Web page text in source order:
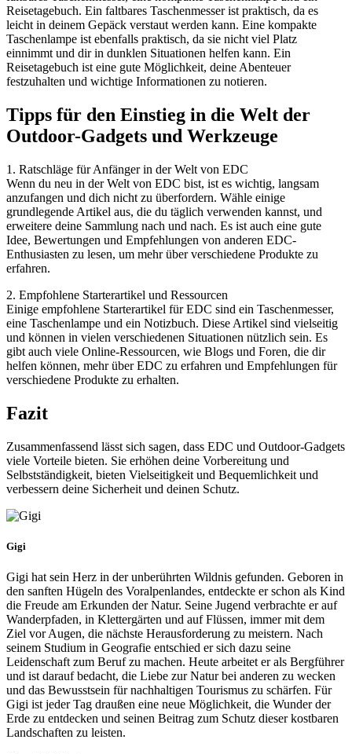
Reisetagebuch. Ein faltbares Taschenmesser ist praktisch, da es
leicht in deinem Gepäck verstaut werden kann. Eine kompakte
Taschenlampe ist ebenfalls praktisch, da sie nicht viel Platz
einnimmt und dir in dunklen Situationen helfen kann. Ein
Reisetagebuch ist eine gute Möglichkeit, deine Abenteuer
festzuhalten und wichtige Informationen zu notieren.
Tipps für den Einstieg in die Welt der
Outdoor-Gadgets und Werkzeuge
1. Ratschläge für Anfänger in der Welt von EDC
Wenn du neu in der Welt von EDC bist, ist es wichtig, langsam
anzufangen und dich nicht zu überfordern. Wähle einige
grundlegende Artikel aus, die du täglich verwenden kannst, und
erweitere deine Sammlung nach und nach. Es ist auch eine gute
Idee, Bewertungen und Empfehlungen von anderen EDC-
Enthusiasten zu lesen, um mehr über verschiedene Produkte zu
erfahren.
2. Empfohlene Starterartikel und Ressourcen
Einige empfohlene Starterartikel für EDC sind ein Taschenmesser,
eine Taschenlampe und ein Notizbuch. Diese Artikel sind vielseitig
und können in vielen verschiedenen Situationen nützlich sein. Es
gibt auch viele Online-Ressourcen, wie Blogs und Foren, die dir
helfen können, mehr über EDC zu erfahren und Empfehlungen für
verschiedene Produkte zu erhalten.
Fazit
Zusammenfassend lässt sich sagen, dass EDC und Outdoor-Gadgets
viele Vorteile bieten. Sie erhöhen deine Vorbereitung und
Selbstständigkeit, bieten Vielseitigkeit und Bequemlichkeit und
verbessern deine Sicherheit und deinen Schutz.
Gigi
Gigi hat sein Herz in der unberührten Wildnis gefunden. Geboren in
den sanften Hügeln des Voralpenlandes, entdeckte er schon als Kind
die Freude am Erkunden der Natur. Seine Jugend verbrachte er auf
Wanderpfaden, in Klettergärten und auf Flüssen, immer mit dem
Ziel vor Augen, die nächste Herausforderung zu meistern. Nach
seinem Studium in Geografie entschied er sich dazu seine
Leidenschaft zum Beruf zu machen. Heute arbeitet er als Bergführer
und ist darauf bedacht, die Liebe zur Natur bei anderen zu wecken
und das Bewusstsein für nachhaltigen Tourismus zu schärfen. Für
Gigi ist jeder Tag draußen eine neue Möglichkeit, die Wunder der
Erde zu entdecken und seinen Beitrag zum Schutz dieser kostbaren
Landschaften zu leisten.